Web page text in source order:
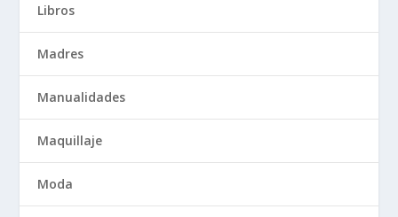
Libros
Madres
Manualidades
Maquillaje
Moda